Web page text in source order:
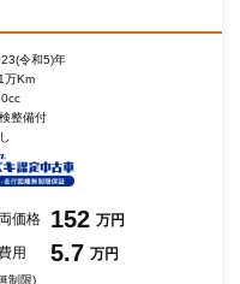
令和5)年
万Km
整備付
価格 152 万円
用
5.7 万円
制限)